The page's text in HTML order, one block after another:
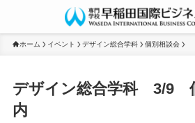
ホーム イベント デザイン総合学科 個別相談会
デザイン総合学科 3/9
内